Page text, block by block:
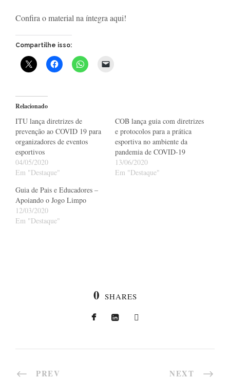
Confira o material na íntegra aqui!
Compartilhe isso:
Relacionado
ITU lança diretrizes de
prevenção ao COVID 19 para
organizadores de eventos
esportivos
04/05/2020
Em "Destaque"
COB lança guia com diretrizes
e protocolos para a prática
esportiva no ambiente da
pandemia de COVID-19
13/06/2020
Em "Destaque"
Guia de Pais e Educadores –
Apoiando o Jogo Limpo
12/03/2020
Em "Destaque"
0 SHARES
PREV NEXT